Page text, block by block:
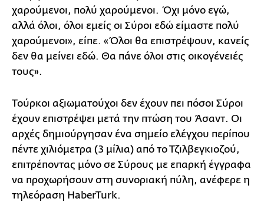
χαρούμενοι, πολύ χαρούμενοι. Όχι μόνο εγώ,
αλλά όλοι, όλοι εμείς οι Σύροι εδώ είμαστε πολύ
χαρούμενοι», είπε. «Όλοι θα επιστρέψουν, κανείς
δεν θα μείνει εδώ. Θα πάνε όλοι στις οικογένειές
τους».
Τούρκοι αξιωματούχοι δεν έχουν πει πόσοι Σύροι
έχουν επιστρέψει μετά την πτώση του Άσαντ. Οι
αρχές δημιούργησαν ένα σημείο ελέγχου περίπου
πέντε χιλιόμετρα (3 μίλια) από το Τζιλβεγκιοζού,
επιτρέποντας μόνο σε Σύρους με επαρκή έγγραφα
να προχωρήσουν στη συνοριακή πύλη, ανέφερε η
τηλεόραση HaberTurk.